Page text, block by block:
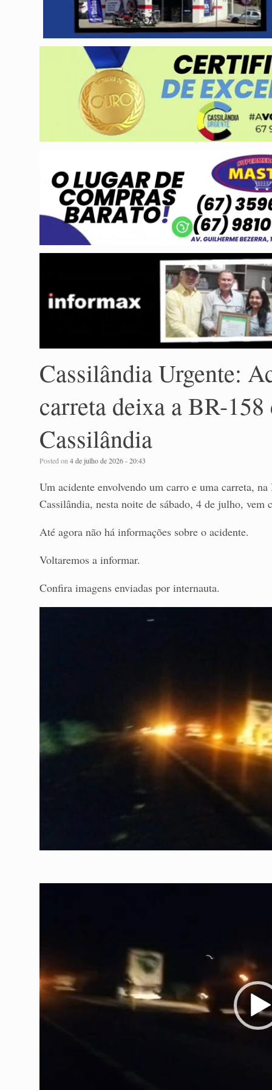
Cassilândia Urgente:
carreta deixa a BR-
Cassilândia
Posted on4 de julho de 2026 - 20:43
Um acidente envolvendo um carro e uma carreta,
Cassilândia, nesta noite de sábado, 4 de julho, vem
Até agora não há informações sobre o acidente.
Voltaremos a informar.
Confira imagens enviadas por internauta.